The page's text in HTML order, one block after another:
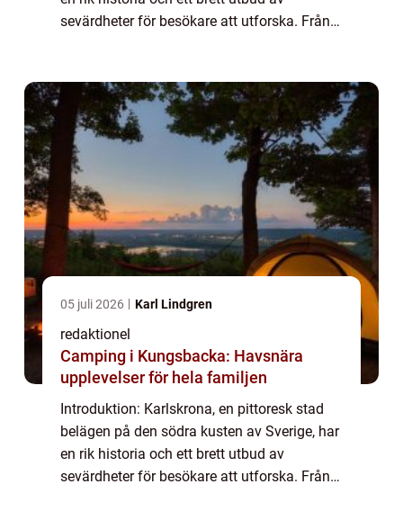
sevärdheter för besökare att utforska. Från
olika ...
05 juli 2026 Karl Lindgren
redaktionel
Camping i Kungsbacka: Havsnära
upplevelser för hela familjen
Introduktion: Karlskrona, en pittoresk stad
belägen på den södra kusten av Sverige, har
en rik historia och ett brett utbud av
sevärdheter för besökare att utforska. Från